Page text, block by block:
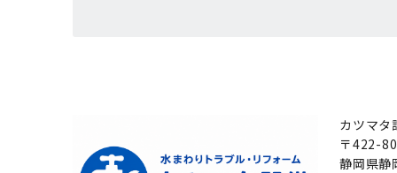
カツマタ
〒422-
静岡県静